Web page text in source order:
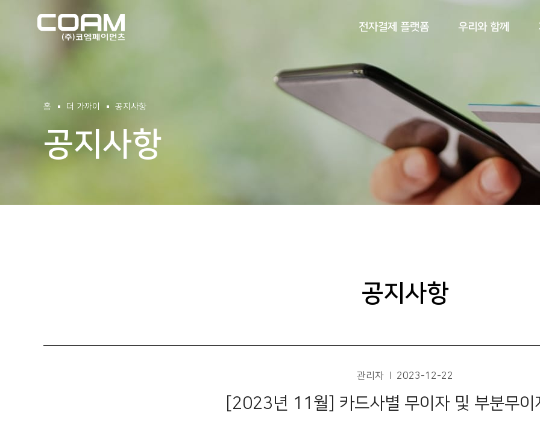
(주)코엠페이먼츠
전자결제 플랫폼 우리와 함께
홈 더 가까이 공지사항
공지사항
공지사항
관리자 2023-12-22
[2023년 11월] 카드사별 무이자 및 부분무이